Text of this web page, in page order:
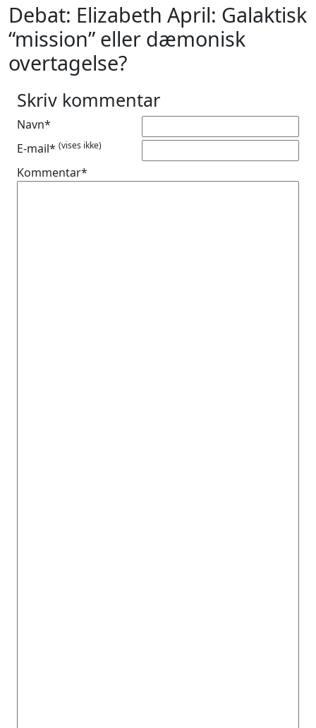
Debat: Elizabeth April: Galaktisk
“mission” eller dæmonisk
overtagelse?
Skriv kommentar
Navn*
E-mail* (vises ikke)
Kommentar*